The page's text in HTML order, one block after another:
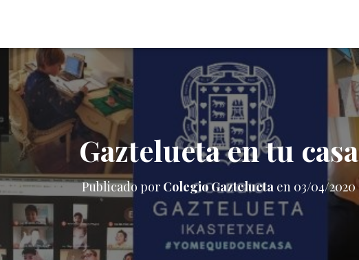
Gaztelueta en tu casa
Publicado por Colegio Gaztelueta en 03/04/2020